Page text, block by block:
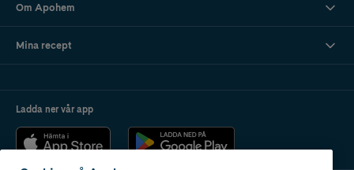
Om Apohem
Mina recept
Ladda ner vår app